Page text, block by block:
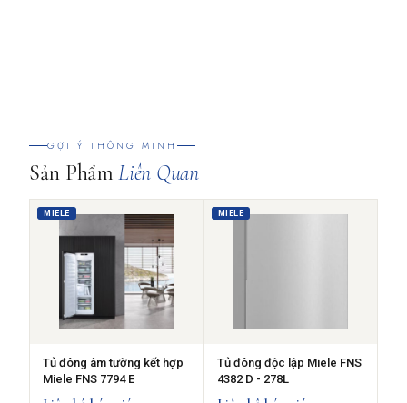
GỢI Ý THÔNG MINH
Sản PhẩmLiên Quan
MIELE
Tủ đông âm tường kết hợp
Miele FNS 7794 E
MIELE
Tủ đông độc lập Miele FNS
4382 D - 278L